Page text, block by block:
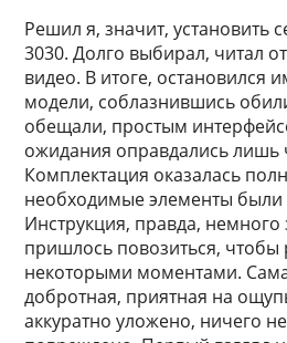
Решил я, значит, установить
3030. Долго выбирал, читал
видео. В итоге, остановился
модели, соблазнившись
обещали, простым
ожидания оправдались лишь
Комплектация оказалась
необходимые элементы были
Инструкция, правда, немного
пришлось повозиться, чтобы
некоторыми моментами.
добротная, приятная на
аккуратно уложено, ничего